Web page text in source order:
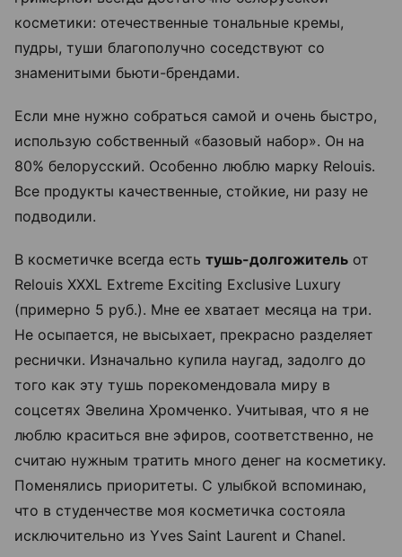
косметики: отечественные тональные кремы,
пудры, туши благополучно соседствуют со
знаменитыми бьюти-брендами.
Если мне нужно собраться самой и очень быстро,
использую собственный «базовый набор». Он на
80% белорусский. Особенно люблю марку Relouis.
Все продукты качественные, стойкие, ни разу не
подводили.
В косметичке всегда есть тушь-долгожитель от
Relouis XXXL Extreme Exciting Exclusive Luxury
(примерно 5 руб.). Мне ее хватает месяца на три.
Не осыпается, не высыхает, прекрасно разделяет
реснички. Изначально купила наугад, задолго до
того как эту тушь порекомендовала миру в
соцсетях Эвелина Хромченко. Учитывая, что я не
люблю краситься вне эфиров, соответственно, не
считаю нужным тратить много денег на косметику.
Поменялись приоритеты. С улыбкой вспоминаю,
что в студенчестве моя косметичка состояла
исключительно из Yves Saint Laurent и Chanel.